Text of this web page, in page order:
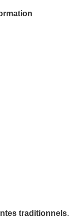
traditionnels.